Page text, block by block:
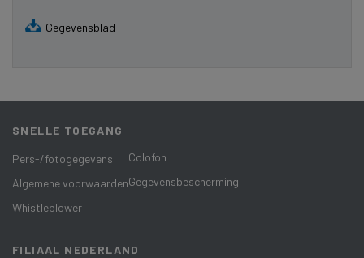
Gegevensblad
SNELLE TOEGANG
Pers-/fotogegevens
Algemene voorwaarden
Whistleblower
Colofon
Gegevensbescherming
FILIAAL NEDERLAND